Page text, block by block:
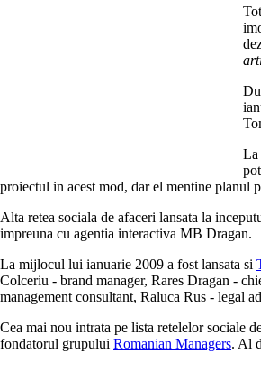
La
proiectul in acest mod, dar el mentine planul
Alta retea sociala de afaceri lansata la
impreuna cu agentia interactiva MB Dragan.
La mijlocul lui ianuarie 2009 a fost lansata si
Colceriu - brand manager, Rares Dragan -
management consultant, Raluca Rus - legal
Cea mai nou intrata pe lista retelelor sociale
fondatorul grupului Romanian Managers. Al